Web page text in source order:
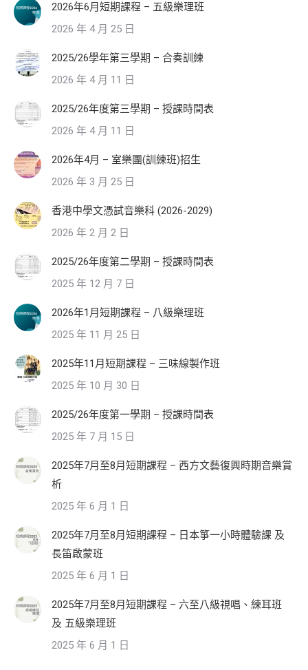
2026年6月短期課程 – 五級樂理班
2026 年 4 月 25 日
2025/26學年第三學期 – 合奏訓練
2026 年 4 月 11 日
2025/26年度第三學期 – 授課時間表
2026 年 4 月 11 日
2026年4月 – 室樂團(訓練班)招生
2026 年 3 月 25 日
香港中學文憑試音樂科 (2026-2029)
2026 年 2 月 2 日
2025/26年度第二學期 – 授課時間表
2025 年 12 月 7 日
2026年1月短期課程 – 八級樂理班
2025 年 11 月 25 日
2025年11月短期課程 – 三味線製作班
2025 年 10 月 30 日
2025/26年度第一學期 – 授課時間表
2025 年 7 月 15 日
2025年7月至8月短期課程 – 西方文藝復興時期音樂賞
析
2025 年 6 月 1 日
2025年7月至8月短期課程 – 日本箏一小時體驗課 及
長笛啟蒙班
2025 年 6 月 1 日
2025年7月至8月短期課程 – 六至八級視唱、練耳班
及 五級樂理班
2025 年 6 月 1 日